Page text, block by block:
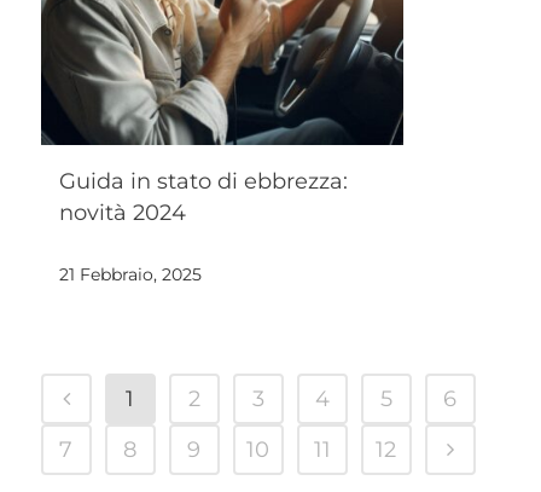
Guida in stato di ebbrezza:
novità 2024
21 Febbraio, 2025
1 2 3 4 5
6
7
8 9 10 11 12